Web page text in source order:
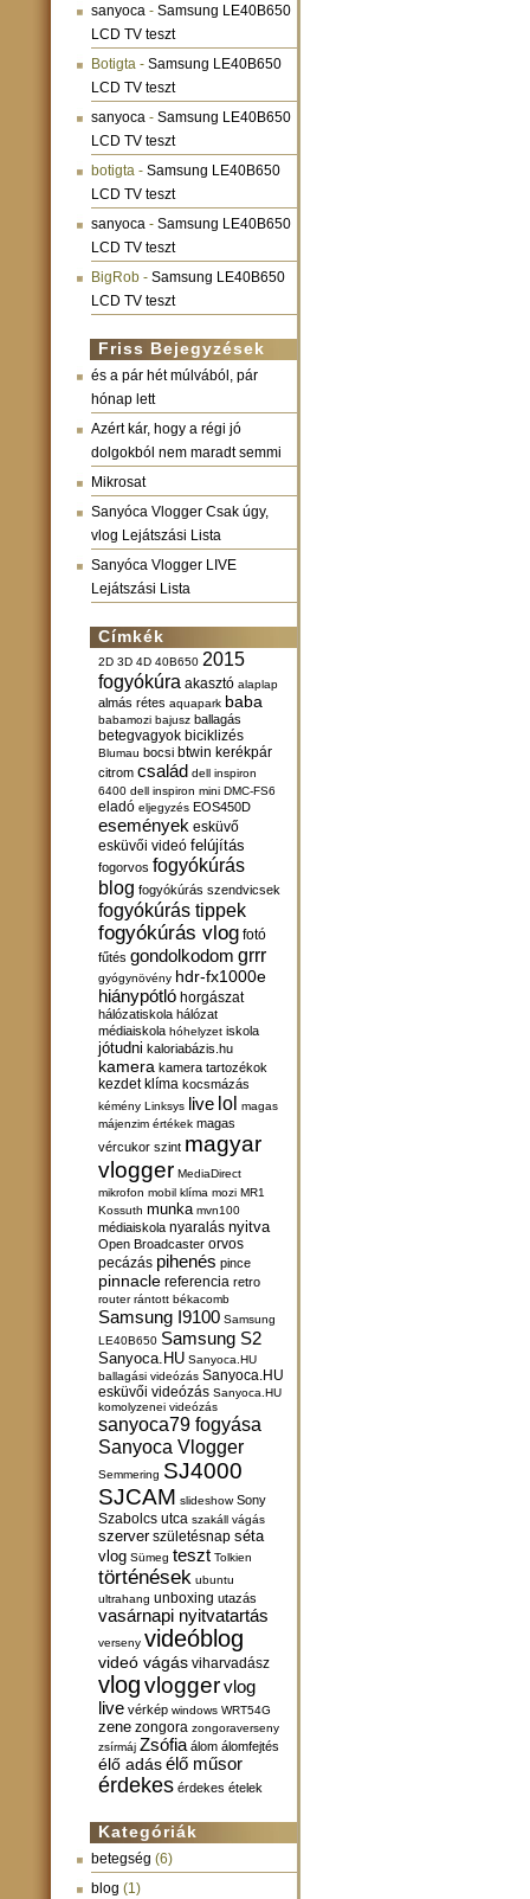
sanyoca - Samsung LE40B650
LCD TV teszt
Botigta - Samsung LE40B650
LCD TV teszt
sanyoca - Samsung LE40B650
LCD TV teszt
botigta - Samsung LE40B650
LCD TV teszt
sanyoca - Samsung LE40B650
LCD TV teszt
BigRob - Samsung LE40B650
LCD TV teszt
Friss Bejegyzések
és a pár hét múlvából, pár
hónap lett
Azért kár, hogy a régi jó
dolgokból nem maradt semmi
Mikrosat
Sanyóca Vlogger Csak úgy,
vlog Lejátszási Lista
Sanyóca Vlogger LIVE
Lejátszási Lista
Címkék
2D 3D 4D 40B650 2015
fogyókúra akasztó alaplap
almás rétes aquapark baba
babamozi bajusz ballagás
betegvagyok biciklizés
Blumau bocsi btwin kerékpár
citrom család dell inspiron
6400 dell inspiron mini DMC-FS6
eladó eljegyzés EOS450D
események esküvő
esküvői videó felújítás
fogorvos fogyókúrás
blog fogyókúrás szendvicsek
fogyókúrás tippek
fogyókúrás vlog fotó
fűtés gondolkodom grrr
gyógynövény hdr-fx1000e
hiánypótló horgászat
hálózatiskola hálózat
médiaiskola hóhelyzet iskola
jótudni kaloriabázis.hu
kamera kamera tartozékok
kezdet klíma kocsmázás
kémény Linksys live lol magas
májenzim értékek magas
vércukor szint magyar
vlogger MediaDirect
mikrofon mobil klíma mozi MR1
Kossuth munka mvn100
médiaiskola nyaralás nyitva
Open Broadcaster orvos
pecázás pihenés pince
pinnacle referencia retro
router rántott békacomb
Samsung I9100 Samsung
LE40B650 Samsung S2
Sanyoca.HU Sanyoca.HU
ballagási videózás Sanyoca.HU
esküvői videózás Sanyoca.HU
komolyzenei videózás
sanyoca79 fogyása
Sanyoca Vlogger
Semmering SJ4000
SJCAM slideshow Sony
Szabolcs utca szakáll vágás
szerver születésnap séta
vlog Sümeg teszt Tolkien
történések ubuntu
ultrahang unboxing utazás
vasárnapi nyitvatartás
verseny videóblog
videó vágás viharvadász
vlogvloggervlog
live vérkép windows WRT54G
zene zongora zongoraverseny
zsírmáj Zsófia álom álomfejtés
élő adás élő műsor
érdekes érdekes ételek
Kategóriák
betegség (6)
blog (1)